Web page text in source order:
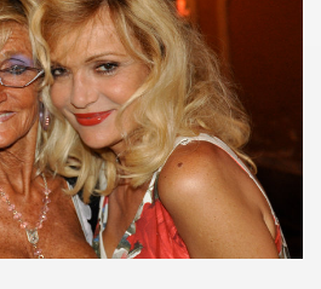
les 23 et 30 avril 2023
ALMOSNINO & co + YAROL
2022 au Pop Up du
12 mai 2023 pour la suite et
le 17 avril 2005 au Grand